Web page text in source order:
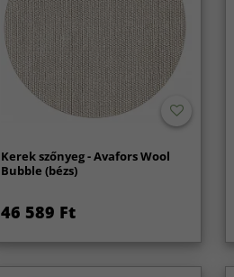
Kerek szőnyeg - Avafors Wool
Bubble (bézs)
46 589 Ft